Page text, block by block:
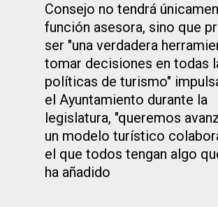
Consejo no tendrá
función asesora, sino que
ser "una verdadera
tomar decisiones en todas
políticas de turismo"
el Ayuntamiento durante la
legislatura, "queremos
un modelo turístico
el que todos tengan algo
ha añadido